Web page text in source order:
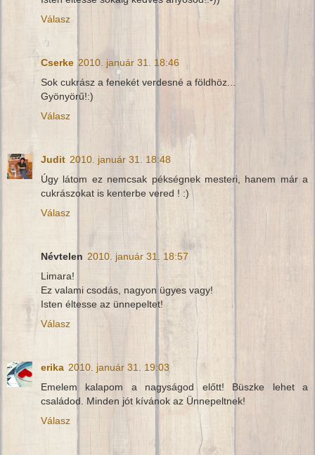
Válasz
Cserke 2010. január 31. 18:46
Sok cukrász a fenekét verdesné a földhöz...
Gyönyörű!:)
Válasz
Judit 2010. január 31. 18:48
Úgy látom ez nemcsak pékségnek mesteri, hanem már a
cukrászokat is kenterbe vered ! :)
Válasz
Névtelen 2010. január 31. 18:57
Limara!
Ez valami csodás, nagyon ügyes vagy!
Isten éltesse az ünnepeltet!
Válasz
erika 2010. január 31. 19:03
Emelem kalapom a nagyságod előtt! Büszke lehet a
családod. Minden jót kívánok az Ünnepeltnek!
Válasz